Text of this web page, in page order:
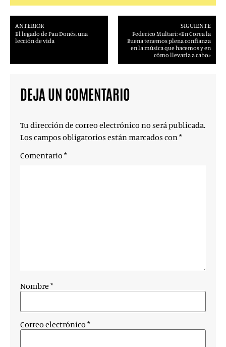
ANTERIOR
El legado de Pau Donés, una
lección de vida
SIGUIENTE
Federico Multari: «En Corea la
Buena tenemos plena confianza
en la música que hacemos y en
cómo llevarla a cabo»
DEJA UN COMENTARIO
Tu dirección de correo electrónico no será publicada.
Los campos obligatorios están marcados con*
Comentario *
Nombre *
Correo electrónico *